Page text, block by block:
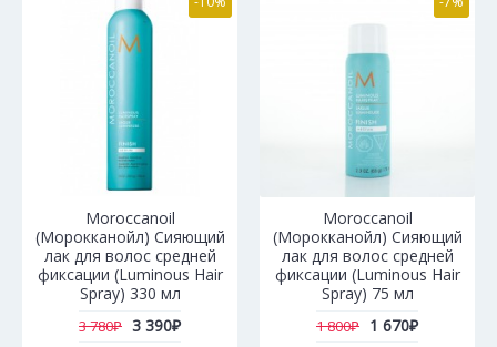
Moroccanoil
(Морокканойл) Сияющий
лак для волос средней
фиксации (Luminous Hair
Spray) 330 мл
3 780₽ 3 390₽
Moroccanoil
(Морокканойл) Сияющий
лак для волос средней
фиксации (Luminous Hair
Spray) 75 мл
1 800₽ 1 670₽